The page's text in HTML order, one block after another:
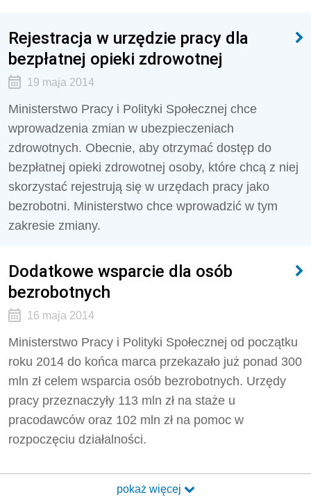
Rejestracja w urzędzie pracy dla
bezpłatnej opieki zdrowotnej
19 maja 2014
Ministerstwo Pracy i Polityki Społecznej chce
wprowadzenia zmian w ubezpieczeniach
zdrowotnych. Obecnie, aby otrzymać dostęp do
bezpłatnej opieki zdrowotnej osoby, które chcą z niej
skorzystać rejestrują się w urzędach pracy jako
bezrobotni. Ministerstwo chce wprowadzić w tym
zakresie zmiany.
Dodatkowe wsparcie dla osób
bezrobotnych
16 maja 2014
Ministerstwo Pracy i Polityki Społecznej od początku
roku 2014 do końca marca przekazało już ponad 300
mln zł celem wsparcia osób bezrobotnych. Urzędy
pracy przeznaczyły 113 mln zł na staże u
pracodawców oraz 102 mln zł na pomoc w
rozpoczęciu działalności.
pokaż więcej